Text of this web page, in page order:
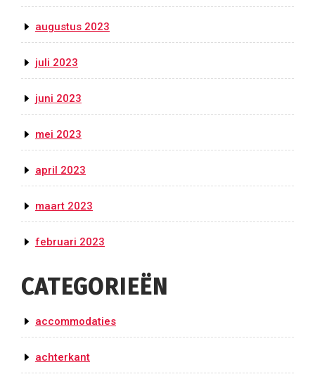
augustus 2023
juli 2023
juni 2023
mei 2023
april 2023
maart 2023
februari 2023
CATEGORIEËN
accommodaties
achterkant